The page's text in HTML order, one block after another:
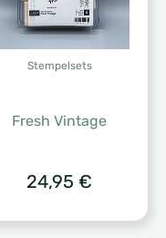
Stempelsets
Fresh Vintage
24,95 €